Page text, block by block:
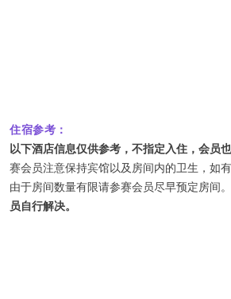
住宿参考：
以下酒店信息仅供参考，不指定入住，会员
赛会员注意保持宾馆以及房间内的卫生，如
由于房间数量有限请参赛会员尽早预定房间。
员自行解决。